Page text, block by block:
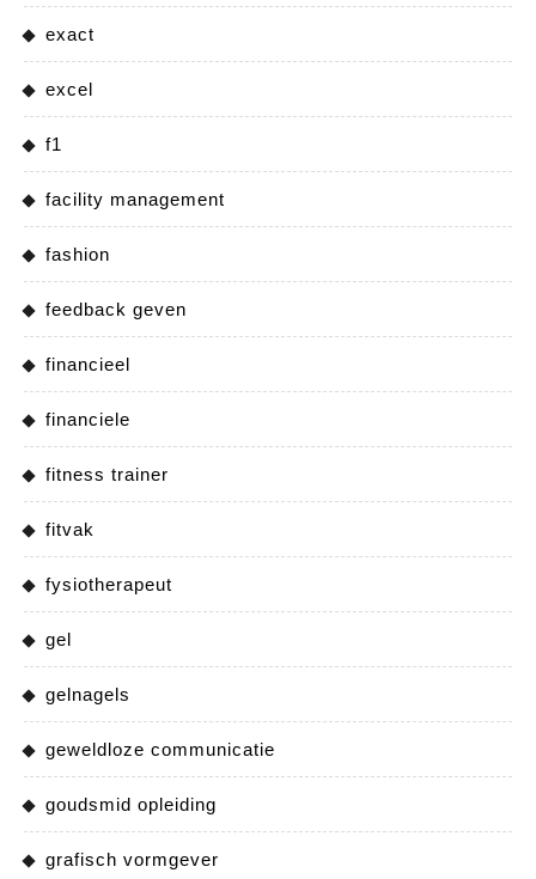
exact
excel
f1
facility management
fashion
feedback geven
financieel
financiele
fitness trainer
fitvak
fysiotherapeut
gel
gelnagels
geweldloze communicatie
goudsmid opleiding
grafisch vormgever